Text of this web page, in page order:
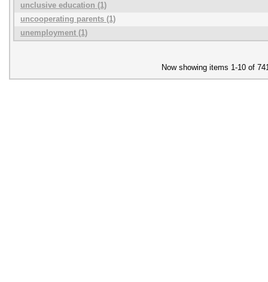
unclusive education (1)
uncooperating parents (1)
unemployment (1)
Now showing items 1-10 of